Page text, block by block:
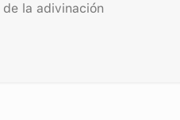
la adivinación